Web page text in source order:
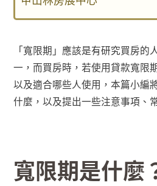
「寬限期」應該是有研究買房的
一，而買房時，若使用貸款寬限
以及適合哪些人使用，本篇小編
什麼，以及提出一些注意事項、
寬限期是什麼